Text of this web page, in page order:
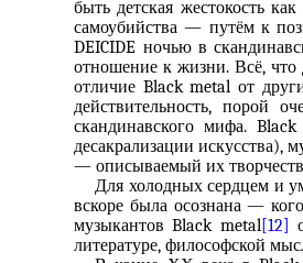
быть детская жестокость
самоубийства — путём к
DEICIDE ночью в
отношение к жизни. Всё, что
отличие Black metal от
действительность, порой
скандинавского мифа.
десакрализации искусства),
— описываемый их
Для холодных сердцем и
вскоре была осознана —
музыкантов Black metal[12]
литературе, философской